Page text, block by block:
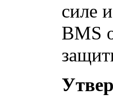
силе
BMS